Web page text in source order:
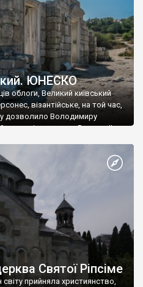
ЮНЕСКО
облоги, Великий київський
візантійське, на той час,
дозволило Володимиру
імператору Василю ІІ, та
став Василем-християнином.
честь Херсонесу Таврійського
Святої Ріпсіме
прийняла християнство,